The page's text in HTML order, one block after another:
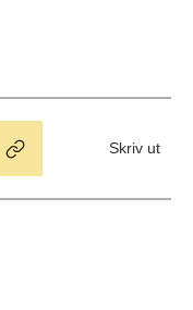
Skriv ut